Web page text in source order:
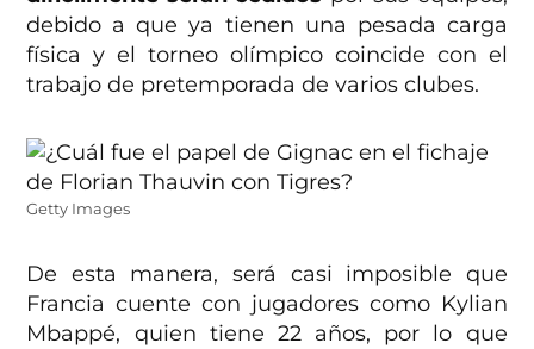
debido a que ya tienen una pesada carga
física y el torneo olímpico coincide con el
trabajo de pretemporada de varios clubes.
Getty Images
De esta manera, será casi imposible que
Francia cuente con jugadores como Kylian
Mbappé, quien tiene 22 años, por lo que